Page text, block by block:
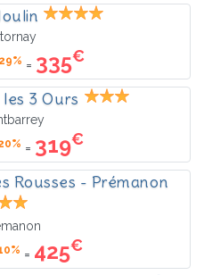
= 335€
3 Ours
= 319€
Rousses - Prémanon
= 425€